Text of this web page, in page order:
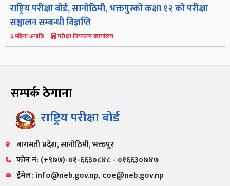
राष्ट्रिय परीक्षा बोर्ड, सानोठिमी, भक्तपुरको कक्षा १२ को परीक्षा
सञ्चालन सम्बन्धी विज्ञप्ति
३ महिना अगाडि परीक्षा नियन्त्रण कार्यालय
सम्पर्क ठेगाना
राष्ट्रिय परीक्षा बोर्ड
बागमती प्रदेश, सानोठिमी, भक्तपुर
फोन नं: (+९७७)-०१-६६३०८४८ - ०१६६३०७४७
ईमेल: info@neb.gov.np, coe@neb.gov.np